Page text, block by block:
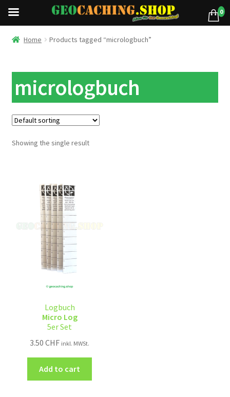
Home Products tagged “micrologbuch”
micrologbuch
Showing the single result
Logbuch
Micro Log
5er Set
3.50CHF inkl. MWSt.
Add to cart
0